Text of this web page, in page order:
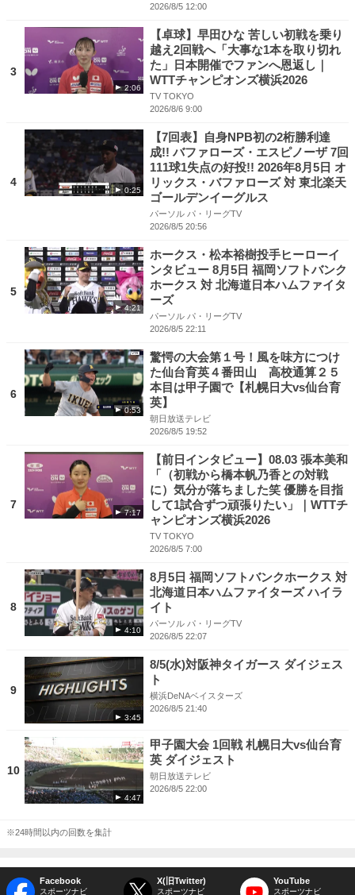
2026/8/5 12:00
3
2:06
【卓球】早田ひな 苦しい初戦を乗り
越え2回戦へ「大事な1本を取り切れ
た」日本開催でファンへ恩返し｜
WTTチャンピオンズ横浜2026
TV TOKYO
2026/8/6 9:00
4
0:25
【7回表】自身NPB初の2桁勝利達
成!! バファローズ・エスピノーザ 7回
111球1失点の好投!! 2026年8月5日 オ
リックス・バファローズ 対 東北楽天
ゴールデンイーグルス
パーソル パ・リーグTV
2026/8/5 20:56
5
4:21
ホークス・松本裕樹投手ヒーローイ
ンタビュー 8月5日 福岡ソフトバンク
ホークス 対 北海道日本ハムファイタ
ーズ
パーソル パ・リーグTV
2026/8/5 22:11
6
0:53
驚愕の大会第１号！風を味方につけ
た仙台育英４番田山 高校通算２５
本目は甲子園で【札幌日大vs仙台育
英】
朝日放送テレビ
2026/8/5 19:52
7
7:17
【前日インタビュー】08.03 張本美和
「（初戦から橋本帆乃香との対戦
に）気分が落ちました笑 優勝を目指
して1試合ずつ頑張りたい」｜WTTチ
ャンピオンズ横浜2026
TV TOKYO
2026/8/5 7:00
8
4:10
8月5日 福岡ソフトバンクホークス 対
北海道日本ハムファイターズ ハイラ
イト
パーソル パ・リーグTV
2026/8/5 22:07
9
3:45
8/5(水)対阪神タイガース ダイジェス
ト
横浜DeNAベイスターズ
2026/8/5 21:40
10
4:47
甲子園大会 1回戦 札幌日大vs仙台育
英 ダイジェスト
朝日放送テレビ
2026/8/5 22:00
※24時間以内の回数を集計
Facebook
スポーツナビ
X(旧Twitter)
スポーツナビ
YouTube
スポーツナビ